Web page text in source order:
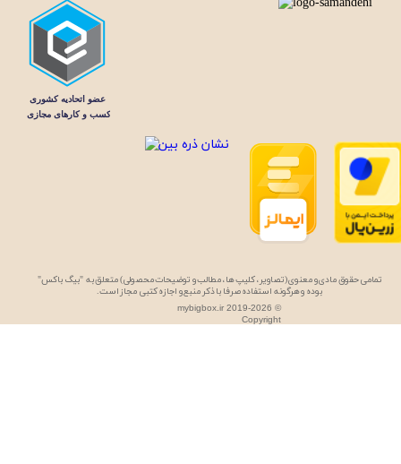
تمامی حقوق مادی و معنوی (تصاویر، کلیپ ها، مطالب و توضیحات محصولی) متعلق به "بیگ باکس"
بوده و هرگونه استفاده صرفا با ذکر منبع و اجازه کتبی مجاز است.
mybigbox.ir 2019-2026 ©
Copyright